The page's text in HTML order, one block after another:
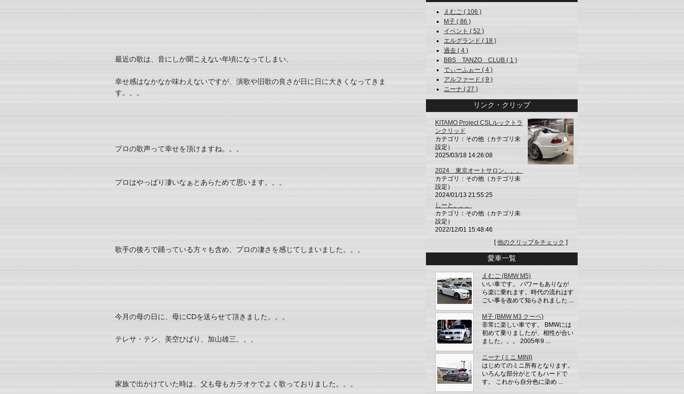
最近の歌は、音にしか聞こえない年頃になってしまい、
幸せ感はなかなか味わえないですが、演歌や旧歌の良さが日に日に大きくなってきま
す。。。
プロの歌声って幸せを頂けますね。。。
プロはやっぱり凄いなぁとあらためて思います。。。
歌手の後ろで踊っている方々も含め、プロの凄さを感じてしまいました。。。
今月の母の日に、母にCDを送らせて頂きました。。。
テレサ・テン、美空ひばり、加山雄三。。。
家族で出かけていた時は、父も母もカラオケでよく歌っておりました。。。
えむご ( 106 )
M子 ( 86 )
イベント ( 52 )
エルグランド ( 18 )
過去 ( 4 )
BBS TANZO CLUB ( 1 )
でぃーふぉー ( 4 )
アルファード ( 9 )
ニーナ ( 27 )
リンク・クリップ
KITAMO Project CSLルックトラ
ンクリッド
カテゴリ：その他（カテゴリ未
設定）
2025/03/18 14:26:08
2024 東京オートサロン。。。
カテゴリ：その他（カテゴリ未
設定）
2024/01/13 21:55:25
しーと。。。
カテゴリ：その他（カテゴリ未
設定）
2022/12/01 15:48:46
[他のクリップをチェック ]
愛車一覧
えむご (BMW M5)
いい車です。 パワーもありなが
ら楽に乗れます。時代の流れはす
ごい事を改めて知らされました ...
М子 (BMW M3 クーペ)
非常に楽しい車です。 BMWには
初めて乗りましたが、相性が合い
ました。。。 2005年9 ...
ニーナ (ミニ MINI)
はじめてのミニ所有となります。
いろんな部分がとてもハードで
す。 これから自分色に染め ...